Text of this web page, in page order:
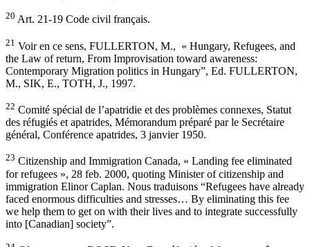
20 Art. 21-19 Code civil français.
21 Voir en ce sens, FULLERTON, M., « Hungary, Refugees, and
the Law of return, From Improvisation toward awareness:
Contemporary Migration politics in Hungary”, Ed. FULLERTON,
M., SIK, E., TOTH, J., 1997.
22 Comité spécial de l’apatridie et des problèmes connexes, Statut
des réfugiés et apatrides, Mémorandum préparé par le Secrétaire
général, Conférence apatrides, 3 janvier 1950.
23 Citizenship and Immigration Canada, « Landing fee eliminated
for refugees », 28 feb. 2000, quoting Minister of citizenship and
immigration Elinor Caplan. Nous traduisons “Refugees have already
faced enormous difficulties and stresses… By eliminating this fee
we help them to get on with their lives and to integrate successfully
into [Canadian] society”.